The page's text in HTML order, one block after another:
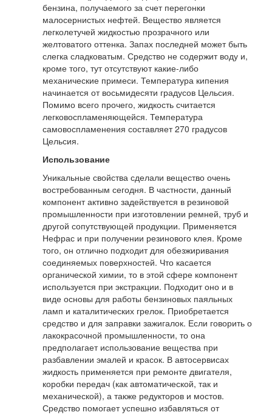
бензина, получаемого за счет перегонки
малосернистых нефтей. Вещество является
легколетучей жидкостью прозрачного или
желтоватого оттенка. Запах последней может быть
слегка сладковатым. Средство не содержит воду и,
кроме того, тут отсутствуют какие-либо
механические примеси. Температура кипения
начинается от восьмидесяти градусов Цельсия.
Помимо всего прочего, жидкость считается
легковоспламеняющейся. Температура
самовоспламенения составляет 270 градусов
Цельсия.
Использование
Уникальные свойства сделали вещество очень
востребованным сегодня. В частности, данный
компонент активно задействуется в резиновой
промышленности при изготовлении ремней, труб и
другой сопутствующей продукции. Применяется
Нефрас и при получении резинового клея. Кроме
того, он отлично подходит для обезжиривания
соединяемых поверхностей. Что касается
органической химии, то в этой сфере компонент
используется при экстракции. Подходит оно и в
виде основы для работы бензиновых паяльных
ламп и каталитических грелок. Приобретается
средство и для заправки зажигалок. Если говорить о
лакокрасочной промышленности, то она
предполагает использование вещества при
разбавлении эмалей и красок. В автосервисах
жидкость применяется при ремонте двигателя,
коробки передач (как автоматической, так и
механической), а также редукторов и мостов.
Средство помогает успешно избавляться от